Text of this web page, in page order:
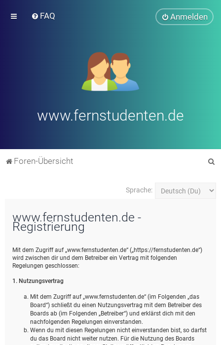
FAQ Anmelden
www.fernstudenten.de
Foren-Übersicht
Sprache:
www.fernstudenten.de -
Registrierung
Mit dem Zugriff auf „www.fernstudenten.de“ („https://fernstudenten.de“)
wird zwischen dir und dem Betreiber ein Vertrag mit folgenden
Regelungen geschlossen:
1. Nutzungsvertrag
Mit dem Zugriff auf „www.fernstudenten.de“ (im Folgenden „das
Board“) schließt du einen Nutzungsvertrag mit dem Betreiber des
Boards ab (im Folgenden „Betreiber“) und erklärst dich mit den
nachfolgenden Regelungen einverstanden.
Wenn du mit diesen Regelungen nicht einverstanden bist, so darfst
du das Board nicht weiter nutzen. Für die Nutzung des Boards